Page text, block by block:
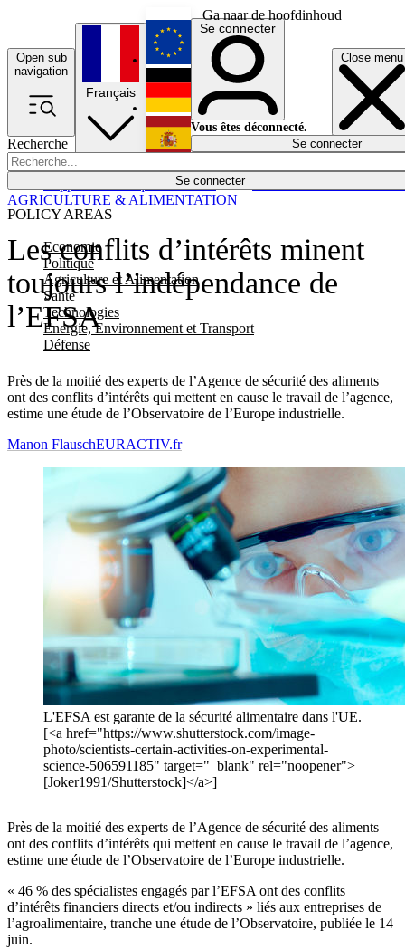
Ga naar de hoofdinhoud
Open sub
navigation
Close menu
Recherche
Se connecter
POLICY AREAS
Economie
Politique
Agriculture et Alimentation
Santé
Technologies
Energie, Environnement et Transport
Défense
Économie
Français
English
Deutsch
Español
Se connecter
Vous êtes déconnecté.
Se connecter
Les conflits d’intérêts minent
toujours l’indépendance de
l’EFSA
Près de la moitié des experts de l’Agence de sécurité des aliments
ont des conflits d’intérêts qui mettent en cause le travail de l’agence,
estime une étude de l’Observatoire de l’Europe industrielle.
AGRICULTURE & ALIMENTATION
Manon FlauschEURACTIV.fr
L'EFSA est garante de la sécurité alimentaire dans l'UE.
[<a href="https://www.shutterstock.com/image-
photo/scientists-certain-activities-on-experimental-
science-506591185" target="_blank" rel="noopener">
[Joker1991/Shutterstock]</a>]
Près de la moitié des experts de l’Agence de sécurité des aliments
ont des conflits d’intérêts qui mettent en cause le travail de l’agence,
estime une étude de l’Observatoire de l’Europe industrielle.
« 46 % des spécialistes engagés par l’EFSA ont des conflits
d’intérêts financiers directs et/ou indirects » liés aux entreprises de
l’agroalimentaire, tranche une étude de l’Observatoire, publiée le 14
juin.